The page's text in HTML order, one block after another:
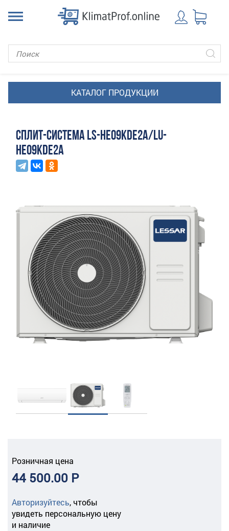
СПЛИТ-СИСТЕМА LS-HE09KDE2A/LU-
HE09KDE2A
Розничная цена
44 500.00 Р
Авторизуйтесь, чтобы
увидеть персональную цену
и наличие